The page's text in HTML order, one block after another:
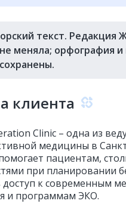
текст. Редакция
меняла; орфография и
клиента
Clinic – одна из
медицины в
пациентам,
при планировании
доступ к современным
и программам ЭКО.